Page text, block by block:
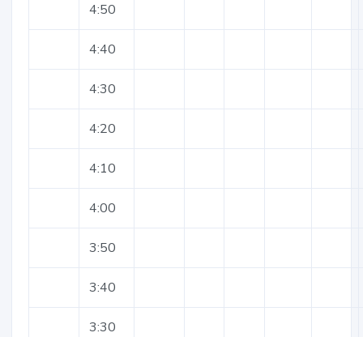
4:50
4:40
4:30
4:20
4:10
4:00
3:50
3:40
3:30